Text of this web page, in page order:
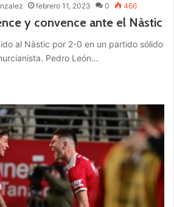
febrero 11, 2023 0 466
y convence ante el Nàstic
al Nàstic por 2-0 en un partido sólido
Pedro León…